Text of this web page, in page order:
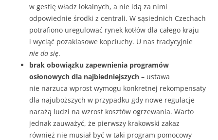
w gestię władz lokalnych, a nie idą za nimi
odpowiednie środki z centrali. W sąsiednich Czechach
potrafiono uregulować rynek kotłów dla całego kraju
i wyciąć pozaklasowe kopciuchy. U nas tradycyjnie
nie da się.
brak obowiązku zapewnienia programów
osłonowych dla najbiedniejszych – ustawa
nie narzuca wprost wymogu konkretnej rekompensaty
dla najuboższych w przypadku gdy nowe regulacje
narażą ludzi na wzrost kosztów ogrzewania. Warto
jednak zauważyć, że pierwszy krakowski zakaz
również nie musiał być w taki program pomocowy